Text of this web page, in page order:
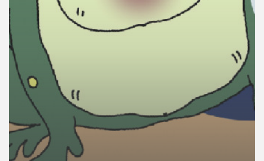
บทความ
ข่าว
และ
กิจกรรม
เกี่ยว
กับ
เรา